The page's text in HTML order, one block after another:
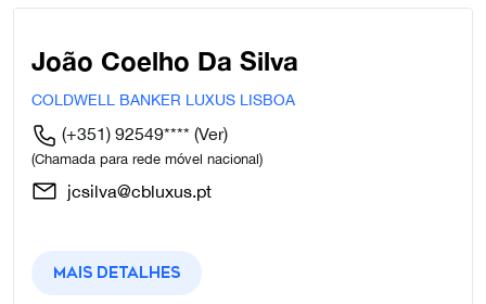
João Coelho Da Silva
COLDWELL BANKER LUXUS LISBOA
(+351) 92549**** (Ver)
(Chamada para rede móvel nacional)
jcsilva@cbluxus.pt
Mais detalhes